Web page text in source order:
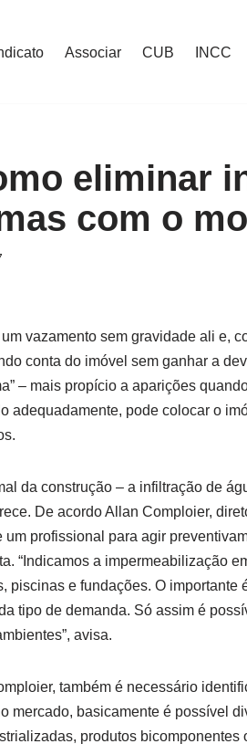
Associar CUB INCC
eliminar
com o
vazamento sem gravidade ali e,
conta do imóvel sem ganhar a
– mais propício a aparições
adequadamente, pode colocar o
da construção – a infiltração de
De acordo Allan Comploier,
um profissional para agir
“Indicamos a impermeabilização
piscinas e fundações. O
tipo de demanda. Só assim é
avisa.
também é necessário
mercado, basicamente é possível
produtos